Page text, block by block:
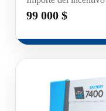
99 000 $